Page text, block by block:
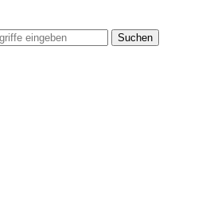
Suchen